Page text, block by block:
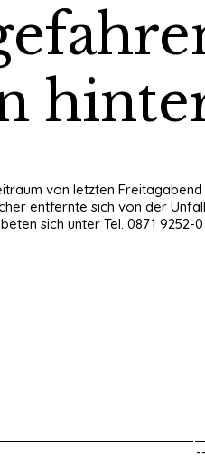
von letzten
entfernte sich von der
sich unter Tel. 0871 9252-
--